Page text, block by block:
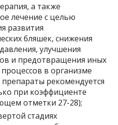
а также
лечение с целью
развития
бляшек, снижения
улучшения
и предотвращения иных
в организме
рекомендуется
при коэффициенте
отметки 27-28);
стадиях